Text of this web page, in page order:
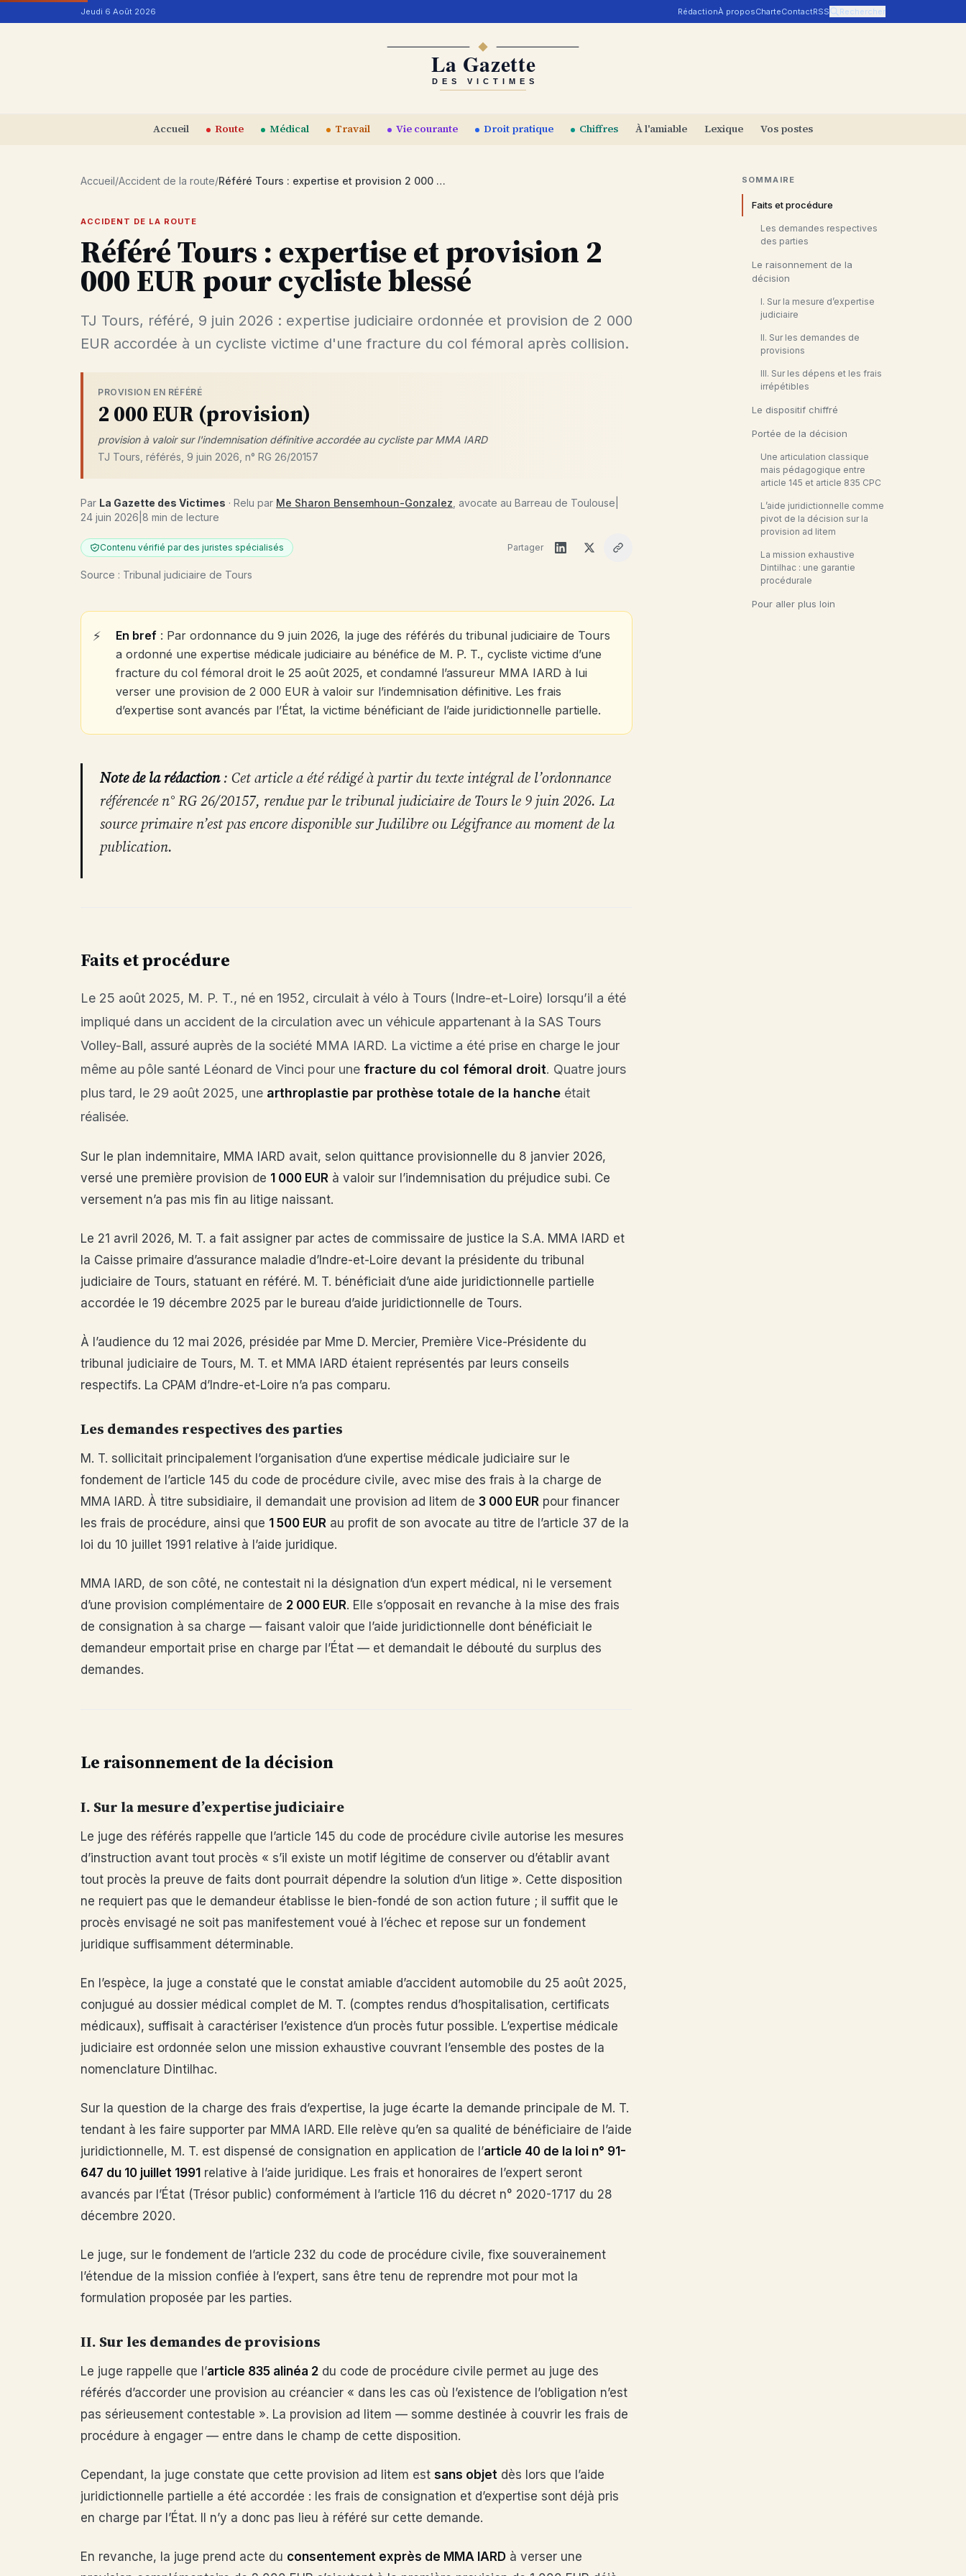
Aller au contenuJeudi 6 Août 2026 RédactionÀ proposCharteContactRSS Rechercher
Accueil Route Médical Travail Vie courante Droit pratique Chiffres À l'amiable Lexique Vos postes
Accueil/Accident de la route/ Référé Tours : expertise et provision 2 000 EUR pour cycliste blessé
ACCIDENT DE LA ROUTE
Référé Tours : expertise et provision 2
000 EUR pour cycliste blessé
TJ Tours, référé, 9 juin 2026 : expertise judiciaire ordonnée et provision de 2 000
EUR accordée à un cycliste victime d'une fracture du col fémoral après collision.
PROVISION EN RÉFÉRÉ
2 000 EUR (provision)
provision à valoir sur l'indemnisation définitive accordée au cycliste par MMA IARD
TJ Tours, référés, 9 juin 2026, n° RG 26/20157
Par La Gazette des Victimes · Relu par Me Sharon Bensemhoun-Gonzalez , avocate au Barreau de Toulouse
24 juin 2026 8 min de lecture
Contenu vérifié par des juristes spécialisés Partager
Source : Tribunal judiciaire de Tours
En bref : Par ordonnance du 9 juin 2026, la juge des référés du tribunal judiciaire de Tours
a ordonné une expertise médicale judiciaire au bénéfice de M. P. T., cycliste victime d’une
fracture du col fémoral droit le 25 août 2025, et condamné l’assureur MMA IARD à lui
verser une provision de 2 000 EUR à valoir sur l’indemnisation définitive. Les frais
d’expertise sont avancés par l’État, la victime bénéficiant de l’aide juridictionnelle partielle.
Note de la rédaction: Cet article a été rédigé à partir du texte intégral de l’ordonnance
référencée n° RG 26/20157, rendue par le tribunal judiciaire de Tours le 9 juin 2026. La
source primaire n’est pas encore disponible sur Judilibre ou Légifrance au moment de la
publication.
Faits et procédure
Le 25 août 2025, M. P. T., né en 1952, circulait à vélo à Tours (Indre-et-Loire) lorsqu’il a été
impliqué dans un accident de la circulation avec un véhicule appartenant à la SAS Tours
Volley-Ball, assuré auprès de la société MMA IARD. La victime a été prise en charge le jour
même au pôle santé Léonard de Vinci pour une fracture du col fémoral droit. Quatre jours
plus tard, le 29 août 2025, une arthroplastie par prothèse totale de la hanche était
réalisée.
Sur le plan indemnitaire, MMA IARD avait, selon quittance provisionnelle du 8 janvier 2026,
versé une première provision de 1 000 EUR à valoir sur l’indemnisation du préjudice subi. Ce
versement n’a pas mis fin au litige naissant.
Le 21 avril 2026, M. T. a fait assigner par actes de commissaire de justice la S.A. MMA IARD et
la Caisse primaire d’assurance maladie d’Indre-et-Loire devant la présidente du tribunal
judiciaire de Tours, statuant en référé. M. T. bénéficiait d’une aide juridictionnelle partielle
accordée le 19 décembre 2025 par le bureau d’aide juridictionnelle de Tours.
À l’audience du 12 mai 2026, présidée par Mme D. Mercier, Première Vice-Présidente du
tribunal judiciaire de Tours, M. T. et MMA IARD étaient représentés par leurs conseils
respectifs. La CPAM d’Indre-et-Loire n’a pas comparu.
Les demandes respectives des parties
M. T. sollicitait principalement l’organisation d’une expertise médicale judiciaire sur le
fondement de l’article 145 du code de procédure civile, avec mise des frais à la charge de
MMA IARD. À titre subsidiaire, il demandait une provision ad litem de 3 000 EUR pour financer
les frais de procédure, ainsi que 1 500 EUR au profit de son avocate au titre de l’article 37 de la
loi du 10 juillet 1991 relative à l’aide juridique.
MMA IARD, de son côté, ne contestait ni la désignation d’un expert médical, ni le versement
d’une provision complémentaire de 2 000 EUR. Elle s’opposait en revanche à la mise des frais
de consignation à sa charge — faisant valoir que l’aide juridictionnelle dont bénéficiait le
demandeur emportait prise en charge par l’État — et demandait le débouté du surplus des
demandes.
Le raisonnement de la décision
I. Sur la mesure d’expertise judiciaire
Le juge des référés rappelle que l’article 145 du code de procédure civile autorise les mesures
d’instruction avant tout procès « s’il existe un motif légitime de conserver ou d’établir avant
tout procès la preuve de faits dont pourrait dépendre la solution d’un litige ». Cette disposition
ne requiert pas que le demandeur établisse le bien-fondé de son action future ; il suffit que le
procès envisagé ne soit pas manifestement voué à l’échec et repose sur un fondement
juridique suffisamment déterminable.
En l’espèce, la juge a constaté que le constat amiable d’accident automobile du 25 août 2025,
conjugué au dossier médical complet de M. T. (comptes rendus d’hospitalisation, certificats
médicaux), suffisait à caractériser l’existence d’un procès futur possible. L’expertise médicale
judiciaire est ordonnée selon une mission exhaustive couvrant l’ensemble des postes de la
nomenclature Dintilhac.
Sur la question de la charge des frais d’expertise, la juge écarte la demande principale de M. T.
tendant à les faire supporter par MMA IARD. Elle relève qu’en sa qualité de bénéficiaire de l’aide
juridictionnelle, M. T. est dispensé de consignation en application de l’article 40 de la loi n° 91-
647 du 10 juillet 1991 relative à l’aide juridique. Les frais et honoraires de l’expert seront
avancés par l’État (Trésor public) conformément à l’article 116 du décret n° 2020-1717 du 28
décembre 2020.
Le juge, sur le fondement de l’article 232 du code de procédure civile, fixe souverainement
l’étendue de la mission confiée à l’expert, sans être tenu de reprendre mot pour mot la
formulation proposée par les parties.
II. Sur les demandes de provisions
Le juge rappelle que l’article 835 alinéa 2 du code de procédure civile permet au juge des
référés d’accorder une provision au créancier « dans les cas où l’existence de l’obligation n’est
pas sérieusement contestable ». La provision ad litem — somme destinée à couvrir les frais de
procédure à engager — entre dans le champ de cette disposition.
Cependant, la juge constate que cette provision ad litem est sans objet dès lors que l’aide
juridictionnelle partielle a été accordée : les frais de consignation et d’expertise sont déjà pris
en charge par l’État. Il n’y a donc pas lieu à référé sur cette demande.
En revanche, la juge prend acte du consentement exprès de MMA IARD à verser une
SOMMAIRE
Faits et procédure
Les demandes respectives
des parties
Le raisonnement de la
décision
I. Sur la mesure d’expertise
judiciaire
II. Sur les demandes de
provisions
III. Sur les dépens et les frais
irrépétibles
Le dispositif chiffré
Portée de la décision
Une articulation classique
mais pédagogique entre
article 145 et article 835 CPC
L’aide juridictionnelle comme
pivot de la décision sur la
provision ad litem
La mission exhaustive
Dintilhac : une garantie
procédurale
Pour aller plus loin